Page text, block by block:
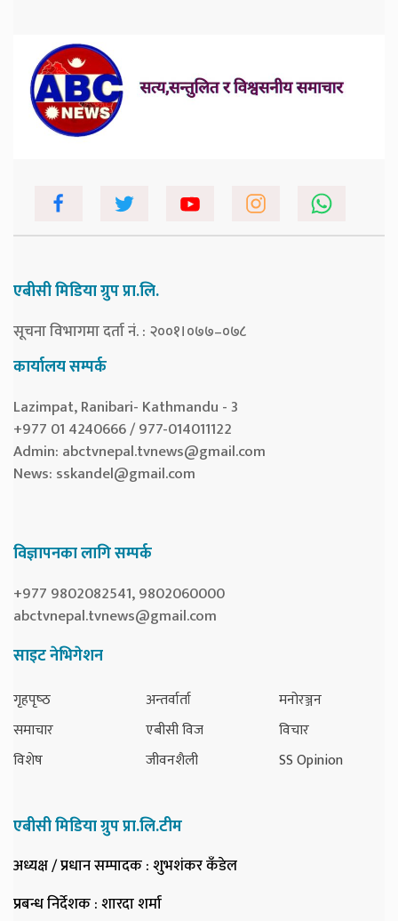
एबीसी मिडिया ग्रुप प्रा.लि.
सूचना विभागमा दर्ता नं. : २००१।०७७–०७८
कार्यालय सम्पर्क
Lazimpat, Ranibari- Kathmandu - 3
+977 01 4240666 / 977-014011122
Admin: abctvnepal.tvnews@gmail.com
News: sskandel@gmail.com
विज्ञापनका लागि सम्पर्क
+977 9802082541, 9802060000
abctvnepal.tvnews@gmail.com
साइट नेभिगेशन
गृहपृष्‍ठ
समाचार
विशेष
अन्तर्वार्ता
एबीसी विज
जीवनशैली
मनोरञ्जन
विचार
SS Opinion
एबीसी मिडिया ग्रुप प्रा.लि.टीम
अध्यक्ष / प्रधान सम्पादक: शुभशंकर कँडेल
प्रबन्ध निर्देशक: शारदा शर्मा